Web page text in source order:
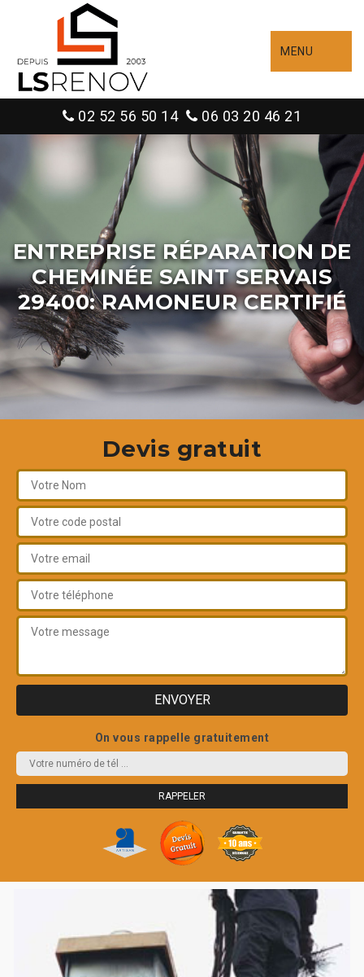
MENU
02 52 56 50 14 06 03 20 46 21
ENTREPRISE RÉPARATION DE
CHEMINÉE SAINT SERVAIS
29400: RAMONEUR CERTIFIÉ
Devis gratuit
On vous rappelle gratuitement